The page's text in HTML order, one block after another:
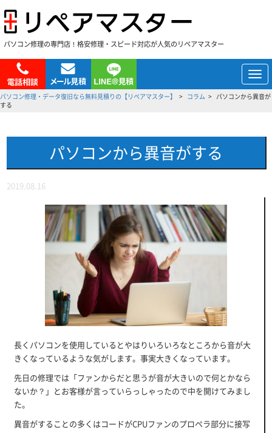
パソコン修理の専門店！格安修理・スピード対応が人気のリペアマスター
メ
ニ
ュ
パソコン修理・データ復旧なら無料見積りの【リペアマスター】 コラム
パソコンから異音が
する
パソコンから異音がする
2019.08.16
長くパソコンを使用しているとやはりいろいろなところから音が大
きくなっているような気がします。事実大きくなっています。
先日の修理では「ファンからだと思うが音が大きいので何とかなら
ないか？」とお客様が言っていらっしゃったので中を開けてみまし
た。
異音がすることの多くはコードがCPUファンのプロペラ部分に接写